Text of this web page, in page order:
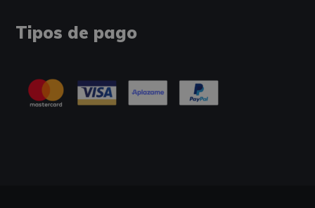
Tipos de pago